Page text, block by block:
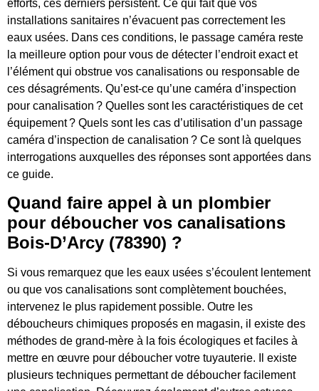
efforts, ces derniers persistent. Ce qui fait que vos
installations sanitaires n’évacuent pas correctement les
eaux usées. Dans ces conditions, le passage caméra reste
la meilleure option pour vous de détecter l’endroit exact et
l’élément qui obstrue vos canalisations ou responsable de
ces désagréments. Qu’est-ce qu’une caméra d’inspection
pour canalisation ? Quelles sont les caractéristiques de cet
équipement ? Quels sont les cas d’utilisation d’un passage
caméra d’inspection de canalisation ? Ce sont là quelques
interrogations auxquelles des réponses sont apportées dans
ce guide.
Quand faire appel à un plombier
pour déboucher vos canalisations
Bois-D’Arcy (78390) ?
Si vous remarquez que les eaux usées s’écoulent lentement
ou que vos canalisations sont complètement bouchées,
intervenez le plus rapidement possible. Outre les
déboucheurs chimiques proposés en magasin, il existe des
méthodes de grand-mère à la fois écologiques et faciles à
mettre en œuvre pour déboucher votre tuyauterie. Il existe
plusieurs techniques permettant de déboucher facilement